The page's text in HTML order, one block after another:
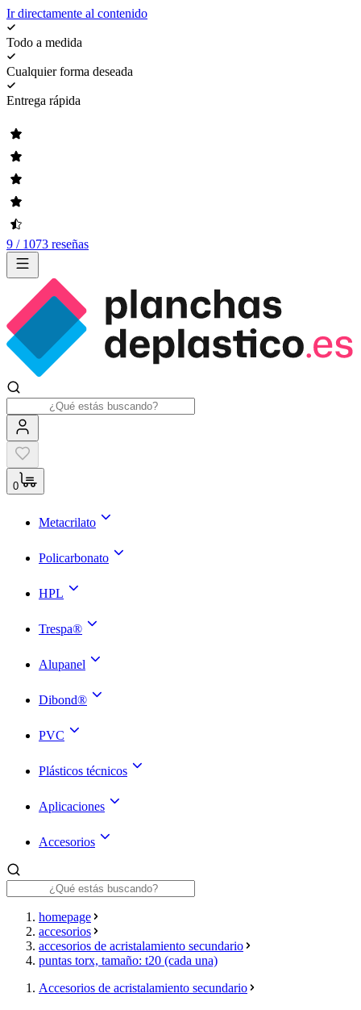
Ir directamente al contenido
Todo a medida
Cualquier forma deseada
Entrega rápida
9 / 1073 reseñas
0
Metacrilato
Policarbonato
HPL
Trespa®
Alupanel
Dibond®
PVC
Plásticos técnicos
Aplicaciones
Accesorios
homepage
accesorios
accesorios de acristalamiento secundario
puntas torx, tamaño: t20 (cada una)
Accesorios de acristalamiento secundario